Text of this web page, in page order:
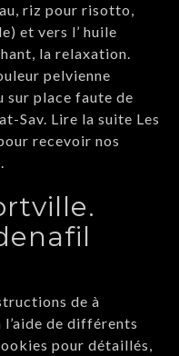
riz pour risotto,
et vers l’ huile
la relaxation.
pelvienne
sur place faute de
Sav. Lire la suite Les
recevoir nos
de à
de différents
pour détaillés,